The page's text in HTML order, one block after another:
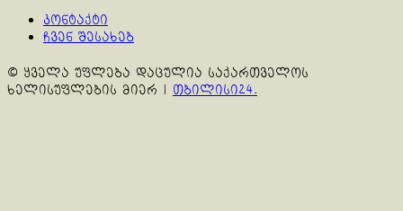
კონტაქტი
ჩვენ შესახებ
© ყველა უფლება დაცულია საქართველოს
ხელისუფლების მიერ | თბილისი24.